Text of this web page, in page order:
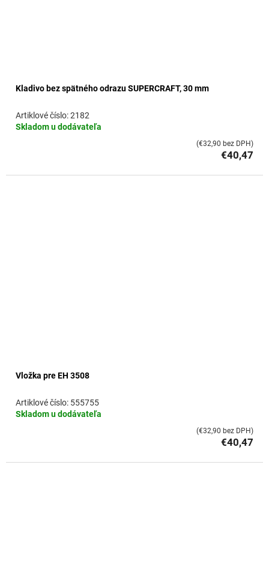
Kladivo bez spätného odrazu SUPERCRAFT, 30 mm
Skladom u dodávateľa
2182
€40,47
(€32,90 bez DPH)
Vložka pre EH 3508
Skladom u dodávateľa
555755
€40,47
(€32,90 bez DPH)